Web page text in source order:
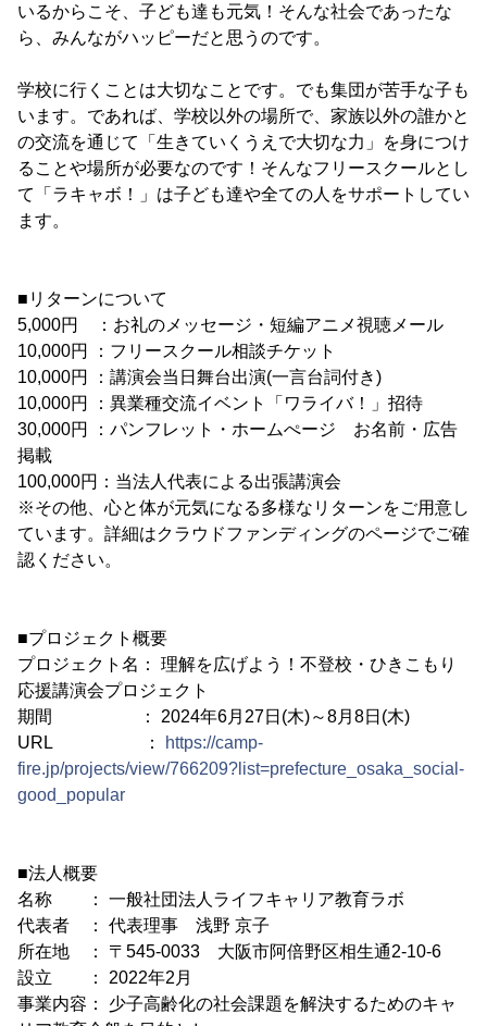
いるからこそ、子ども達も元気！そんな社会であったな
ら、みんながハッピーだと思うのです。
学校に行くことは大切なことです。でも集団が苦手な子も
います。であれば、学校以外の場所で、家族以外の誰かと
の交流を通じて「生きていくうえで大切な力」を身につけ
ることや場所が必要なのです！そんなフリースクールとし
て「ラキャボ！」は子ども達や全ての人をサポートしてい
ます。
■リターンについて
5,000円 ：お礼のメッセージ・短編アニメ視聴メール
10,000円 ：フリースクール相談チケット
10,000円 ：講演会当日舞台出演(一言台詞付き)
10,000円 ：異業種交流イベント「ワライバ！」招待
30,000円 ：パンフレット・ホームぺージ お名前・広告
掲載
100,000円：当法人代表による出張講演会
※その他、心と体が元気になる多様なリターンをご用意し
ています。詳細はクラウドファンディングのページでご確
認ください。
■プロジェクト概要
プロジェクト名： 理解を広げよう！不登校・ひきこもり
応援講演会プロジェクト
期間 ： 2024年6月27日(木)～8月8日(木)
URL ：
https://camp-
fire.jp/projects/view/766209?list=prefecture_osaka_social-
good_popular
■法人概要
名称 ： 一般社団法人ライフキャリア教育ラボ
代表者 ： 代表理事 浅野 京子
所在地 ： 〒545-0033 大阪市阿倍野区相生通2-10-6
設立 ： 2022年2月
事業内容： 少子高齢化の社会課題を解決するためのキャ